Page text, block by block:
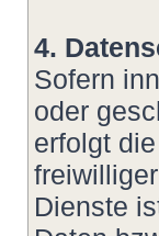
4.
Sofern
oder
erfolgt
Dienste